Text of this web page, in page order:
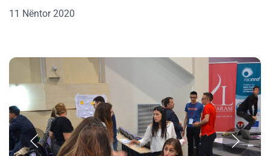
11 Nëntor 2020